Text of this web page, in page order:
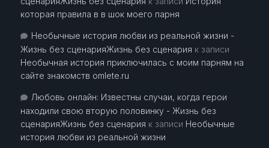
которая правила в в шок моего парня
Необычные история любви из реальной жизни -
Жизнь без сценарияЖизнь без сценария к записи
Необычная история приключилась с моим парням на
сайте знакомств omlete.ru
Любовь онлайн: Известны случаи, когда герои
находили свою вторую половинку - Жизнь без
сценарияЖизнь без сценария к записи Необычные
история любви из реальной жизни